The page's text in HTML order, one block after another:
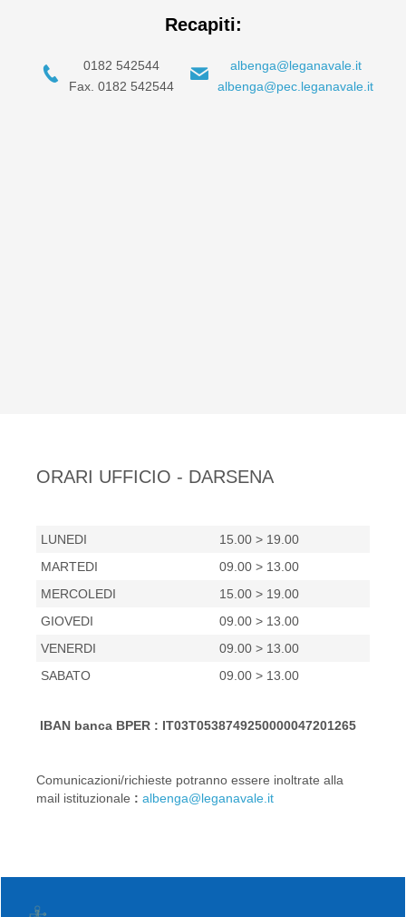
Recapiti:
0182 542544
Fax. 0182 542544
albenga@leganavale.it
albenga@pec.leganavale.it
ORARI UFFICIO - DARSENA
LUNEDI
15.00 > 19.00
MARTEDI
09.00 > 13.00
MERCOLEDI
15.00 > 19.00
GIOVEDI
09.00 > 13.00
VENERDI
09.00 > 13.00
SABATO
09.00 > 13.00
IBAN banca BPER : IT03T0538749250000047201265
Comunicazioni/richieste potranno essere inoltrate alla
mail istituzionale : albenga@leganavale.it